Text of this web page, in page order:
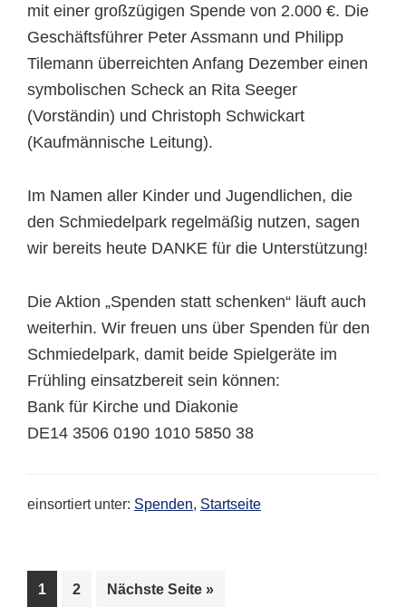
mit einer großzügigen Spende von 2.000 €. Die
Geschäftsführer Peter Assmann und Philipp
Tilemann überreichten Anfang Dezember einen
symbolischen Scheck an Rita Seeger
(Vorständin) und Christoph Schwickart
(Kaufmännische Leitung).
Im Namen aller Kinder und Jugendlichen, die
den Schmiedelpark regelmäßig nutzen, sagen
wir bereits heute DANKE für die Unterstützung!
Die Aktion „Spenden statt schenken“ läuft auch
weiterhin. Wir freuen uns über Spenden für den
Schmiedelpark, damit beide Spielgeräte im
Frühling einsatzbereit sein können:
Bank für Kirche und Diakonie
DE14 3506 0190 1010 5850 38
einsortiert unter: Spenden, Startseite
1 2 Nächste Seite »